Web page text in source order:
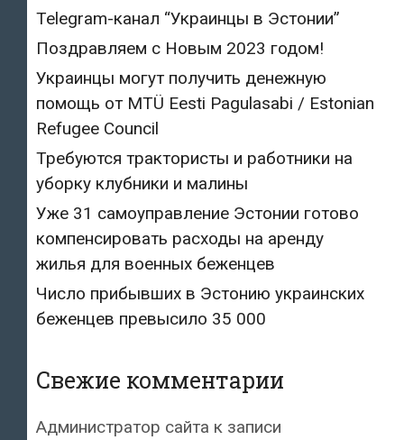
Telegram-канал “Украинцы в Эстонии”
Поздравляем с Новым 2023 годом!
Украинцы могут получить денежную
помощь от MTÜ Eesti Pagulasabi / Estonian
Refugee Council
Требуются трактористы и работники на
уборку клубники и малины
Уже 31 самоуправление Эстонии готово
компенсировать расходы на аренду
жилья для военных беженцев
Число прибывших в Эстонию украинских
беженцев превысило 35 000
Свежие комментарии
Администратор сайта к записи